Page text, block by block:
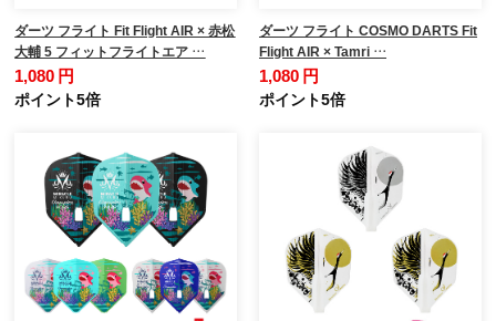
ダーツ フライト Fit Flight AIR × 赤松
大輔 5 フィットフライトエア …
1,080 円
ポイント5倍
ダーツ フライト COSMO DARTS Fit
Flight AIR × Tamri …
1,080 円
ポイント5倍